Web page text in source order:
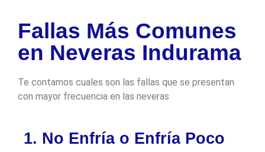
Fallas Más Comunes
en Neveras Indurama
Te contamos cuales son las fallas que se presentan
con mayor frecuencia en las neveras
1. No Enfría o Enfría Poco